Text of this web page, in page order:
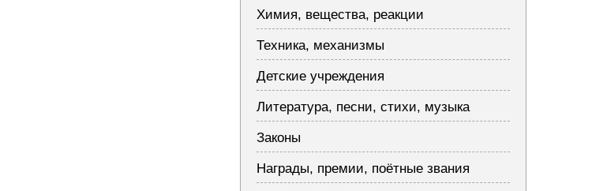
Химия, вещества, реакции
Техника, механизмы
Детские учреждения
Литература, песни, стихи, музыка
Законы
Награды, премии, поётные звания